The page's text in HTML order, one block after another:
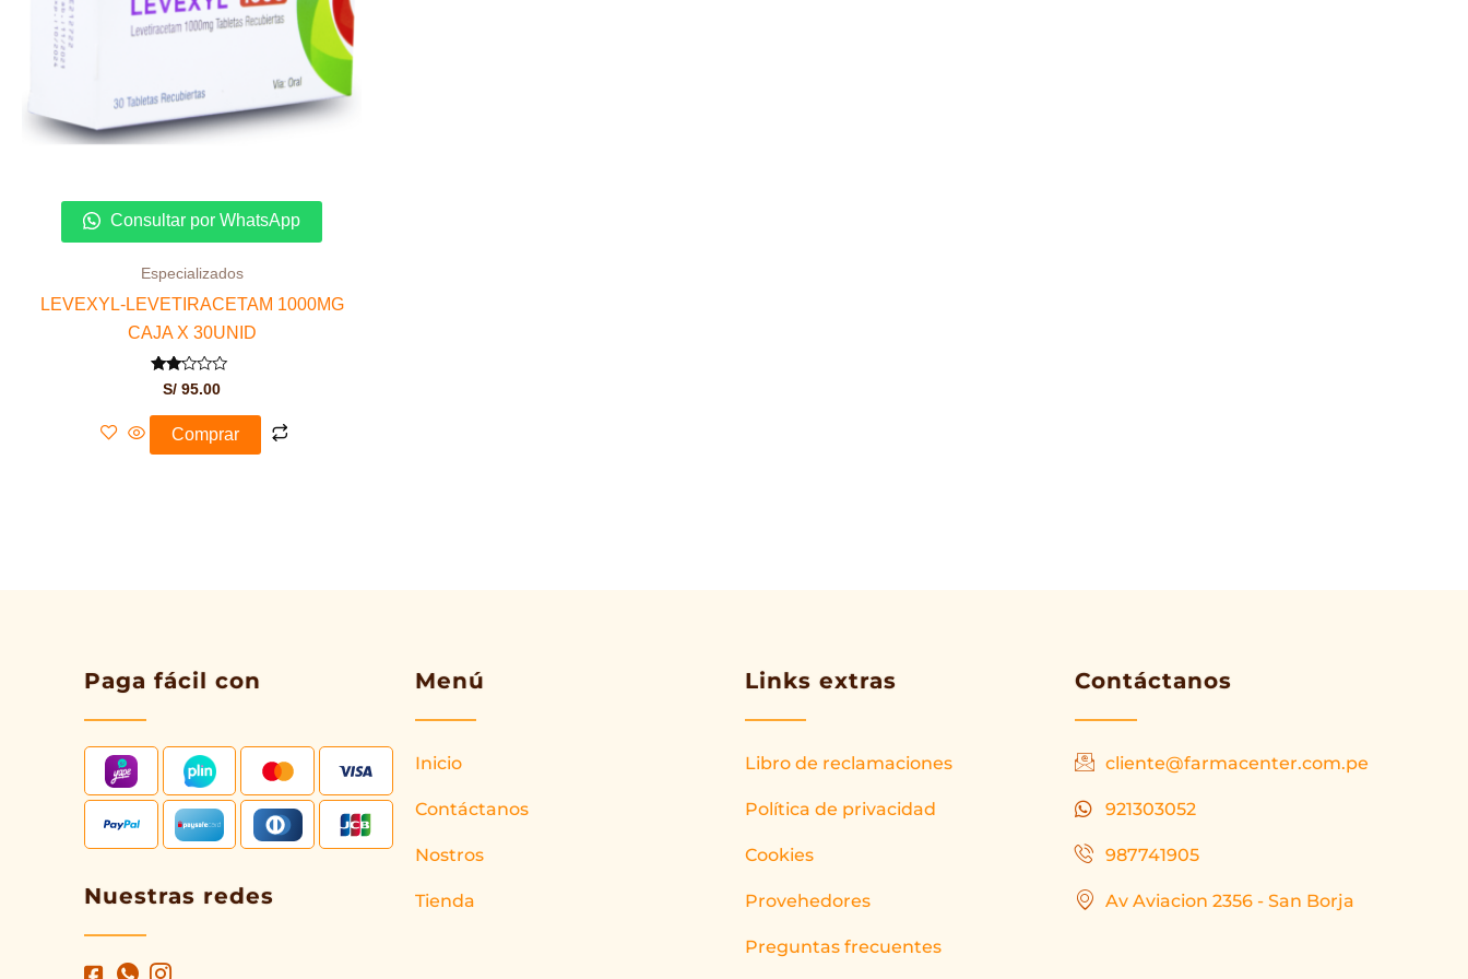
Consultar por WhatsApp
Especializados
LEVEXYL-LEVETIRACETAM 1000MG
CAJA X 30UNID
Valorado
con
2.00
de 5
S/ 95.00
Comprar
Paga fácil con
Nuestras redes
Menú
Inicio
Contáctanos
Nostros
Tienda
Links extras
Libro de reclamaciones
Política de privacidad
Cookies
Provehedores
Preguntas frecuentes
Contáctanos
cliente@farmacenter.com.pe
921303052
987741905
Av Aviacion 2356 - San Borja